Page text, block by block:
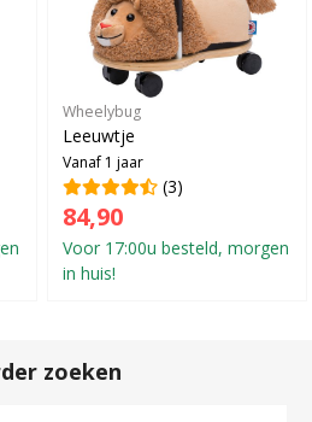
Wheelybug
Leeuwtje
Vanaf 1 jaar
(3)
84,90
Voor 17:00u besteld, morgen
in huis!
zoeken